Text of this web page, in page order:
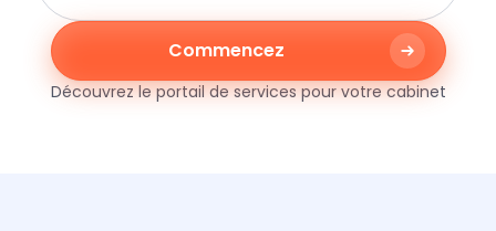
Commencez
Découvrez le portail de services pour votre cabinet